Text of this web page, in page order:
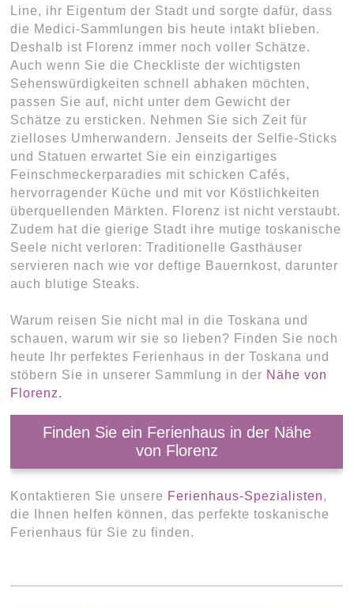
Line, ihr Eigentum der Stadt und sorgte dafür, dass
die Medici-Sammlungen bis heute intakt blieben.
Deshalb ist Florenz immer noch voller Schätze.
Auch wenn Sie die Checkliste der wichtigsten
Sehenswürdigkeiten schnell abhaken möchten,
passen Sie auf, nicht unter dem Gewicht der
Schätze zu ersticken. Nehmen Sie sich Zeit für
zielloses Umherwandern. Jenseits der Selfie-Sticks
und Statuen erwartet Sie ein einzigartiges
Feinschmeckerparadies mit schicken Cafés,
hervorragender Küche und mit vor Köstlichkeiten
überquellenden Märkten. Florenz ist nicht verstaubt.
Zudem hat die gierige Stadt ihre mutige toskanische
Seele nicht verloren: Traditionelle Gasthäuser
servieren nach wie vor deftige Bauernkost, darunter
auch blutige Steaks.
Warum reisen Sie nicht mal in die Toskana und
schauen, warum wir sie so lieben? Finden Sie noch
heute Ihr perfektes Ferienhaus in der Toskana und
stöbern Sie in unserer Sammlung in der Nähe von
Florenz.
Finden Sie ein Ferienhaus in der Nähe
von Florenz
Kontaktieren Sie unsere Ferienhaus-Spezialisten,
die Ihnen helfen können, das perfekte toskanische
Ferienhaus für Sie zu finden.